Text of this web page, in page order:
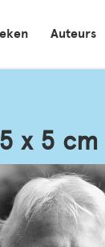
Auteurs
x 5 cm